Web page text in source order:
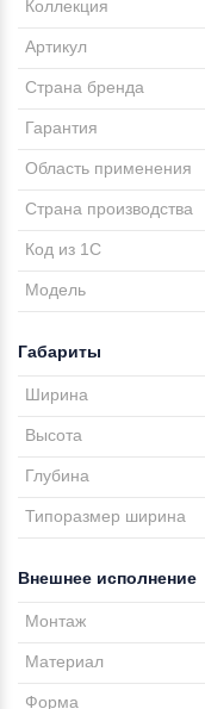
Коллекция
Артикул
Страна бренда
Гарантия
Область применения
Страна производства
Код из 1С
Модель
Габариты
Ширина
Высота
Глубина
Типоразмер ширина
Внешнее исполнение
Монтаж
Материал
Форма